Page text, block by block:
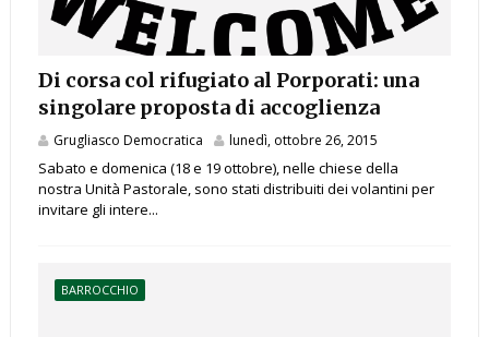
Di corsa col rifugiato al Porporati: una
singolare proposta di accoglienza
Grugliasco Democratica lunedì, ottobre 26, 2015
Sabato e domenica (18 e 19 ottobre), nelle chiese della
nostra Unità Pastorale, sono stati distribuiti dei volantini per
invitare gli intere...
BARROCCHIO